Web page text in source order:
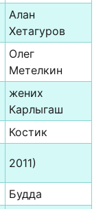
Алан
Хетагуров
Олег
Метелкин
жених
Карлыгаш
Костик
2011)
Будда